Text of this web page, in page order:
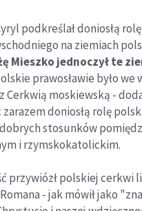
podkreślał doniosłą
na ziemiach
Mieszko jednoczył te
prawosławie było we
Cerkwią moskiewską -
zarazem doniosłą rolę
stosunków
i rzymskokatolickim.
przywiózł polskiej cerkwi
- jak mówił jako